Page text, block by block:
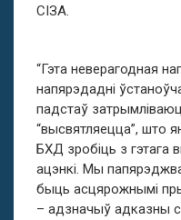
СІЗА.
“Гэта неверагодная
напярэдадні
падстаў
“высвятляецца”, што
БХД зробіць з гэтага
ацэнкі. Мы
быць асцярожнымі
– адзначыў адказны